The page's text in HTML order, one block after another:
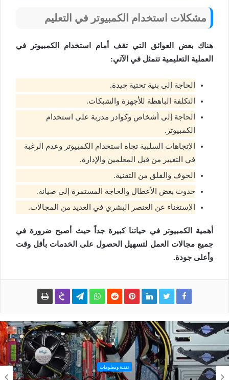
مشكلات استخدام الكمبيوتر في التعليم
هناك بعض العوائق التي تقف أمام استخدام الكمبيوتر في
العملية التعليمية تتمثل في الآتي:
الحاجة إلى بنية تحتية جيدة.
التكلفة الباهظة للأجهزة والشبكات.
الحاجة إلى أشخاص وكوادر مدربة على استخدام
الكمبيوتر.
الإتجاهات السلبية تجاه استخدام الكمبيوتر وعدم الرغبة
في التغيير من قبل المعلمين والإدارة.
الخوف والقلق من التقنية.
حدوث بعض الأعطال والحاجة المستمرة إلى صيانة.
الإستغناء عن العنصر البشري في العديد من المجالات.
أهمية الكمبيوتر في حياتنا كبيرة جداً حيث أصبح ضرورة في
جميع مجالات العمل لتسهيل الحصول على الخدمات بأقل وقت
وأعلى جودة.
تقنية ومعلومات